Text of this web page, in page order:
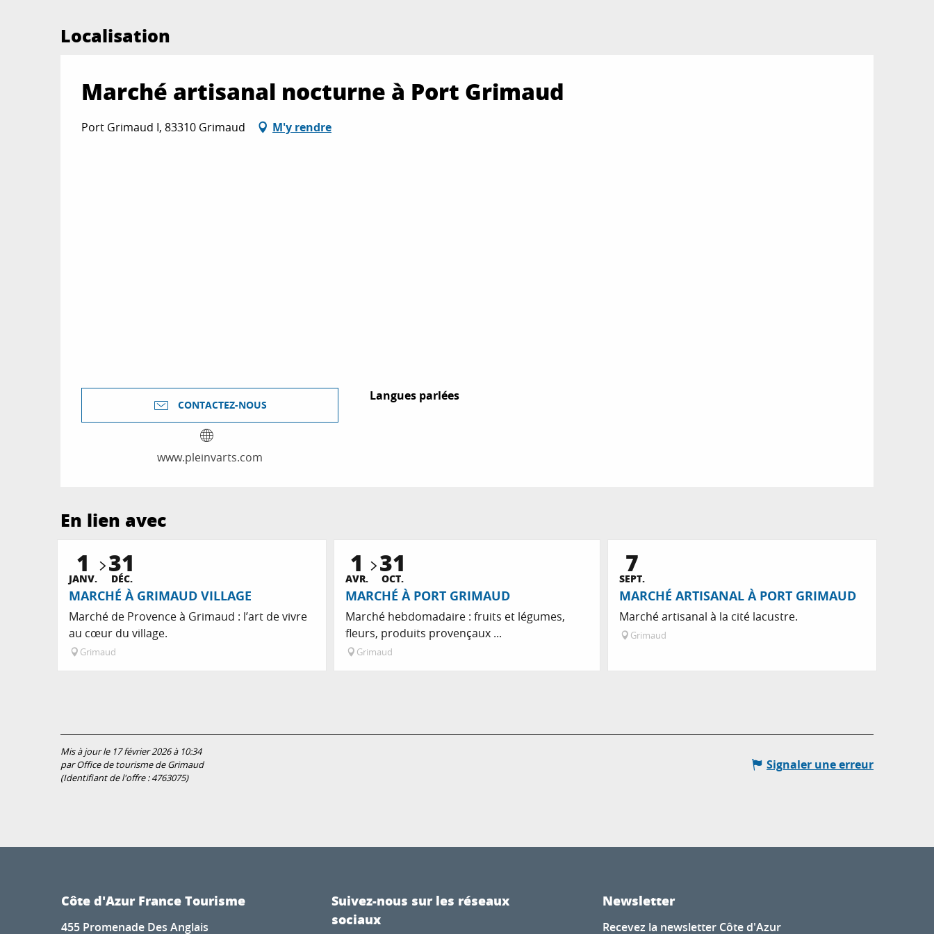
Localisation
Marché artisanal nocturne à Port Grimaud
Port Grimaud I, 83310 Grimaud M'y rendre
CONTACTEZ-NOUS
www.pleinvarts.com
Langues parlées
Langues parlées
En lien avec
1
JANV. 31
DÉC.
MARCHÉ À GRIMAUD VILLAGE
Marché de Provence à Grimaud : l’art de vivre
au cœur du village.
Grimaud
1
AVR. 31
OCT.
MARCHÉ À PORT GRIMAUD
Marché hebdomadaire : fruits et légumes,
fleurs, produits provençaux ...
Grimaud
7
SEPT.
MARCHÉ ARTISANAL À PORT GRIMAUD
Marché artisanal à la cité lacustre.
Grimaud
Mis à jour le 17 février 2026 à 10:34
par Office de tourisme de Grimaud
(Identifiant de l'offre :4763075)
Signaler une erreur
Côte d'Azur France Tourisme
455 Promenade Des Anglais
Suivez-nous sur les réseaux
sociaux
Newsletter
Recevez la newsletter Côte d'Azur